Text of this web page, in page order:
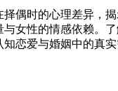
择偶时的心理差异，
与女性的情感依赖。
知恋爱与婚姻中的真